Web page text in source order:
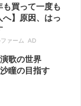
も買って一度も
へ】原因、はっ
ファーム AD
歌の世界
瞳の目指す